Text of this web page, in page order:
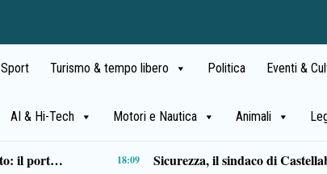
Sport Turismo & tempo libero Politica Eventi &
AI & Hi-Tech Motori e Nautica Animali
Approvazione assestamento di bilancio, M5S Campania: «Più investimenti per servizi, territori e imprese» 14:11